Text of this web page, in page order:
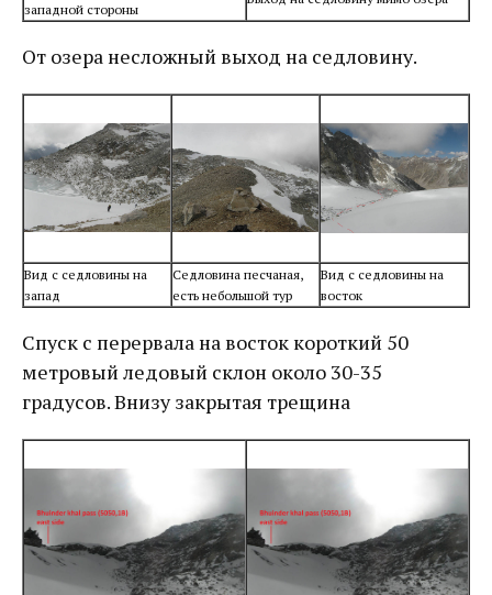
западной стороны
От озера несложный выход на седловину.
Вид с седловины на
запад
Седловина песчаная,
есть небольшой тур
Вид с седловины на
восток
Спуск c перервала на восток короткий 50
метровый ледовый склон около 30-35
градусов. Внизу закрытая трещина